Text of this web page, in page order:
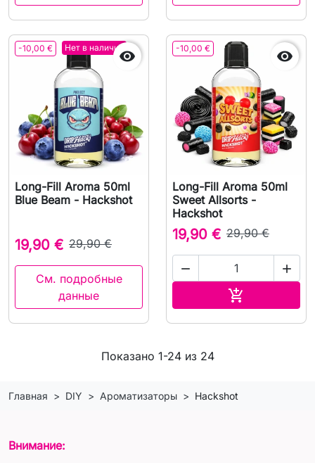
-10,00 € Нет в наличии

Long-Fill Aroma 50ml
Blue Beam - Hackshot
19,90 € 29,90 €
См. подробные
данные
-10,00 € 
Long-Fill Aroma 50ml
Sweet Allsorts -
Hackshot
19,90 € 29,90 €
 

Показано 1-24 из 24
Главная DIY Ароматизаторы Hackshot
Внимание: